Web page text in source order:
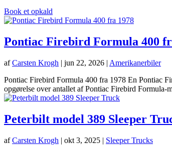
Book et opkald
Pontiac Firebird Formula 400
afCarsten Krogh | jun 22, 2026 | Amerikanerbiler
Pontiac Firebird Formula 400 fra 1978 En Pontiac
opgørelse over antallet af Pontiac Firebird Formula-
Peterbilt model 389 Sleeper
afCarsten Krogh | okt 3, 2025 | Sleeper Trucks